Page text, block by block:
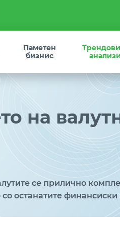
Паметен
бизнис
анализи
на
се прилично
останатите